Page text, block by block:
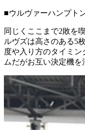
■ウルヴァーハンプト
同じくここまで2敗を
ルヴズは高さのある5
度や入り方のタイミ
ムだがお互い決定機を